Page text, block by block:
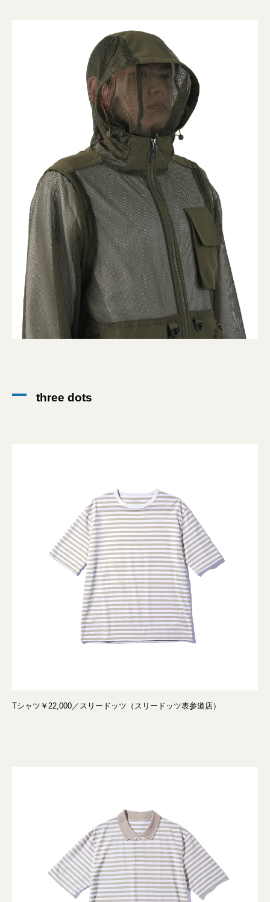
three dots
Tシャツ￥22,000／スリードッツ（スリードッツ表参道店）